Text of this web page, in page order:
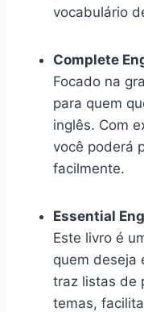
vocabulário
Complete
Focado na
para quem
inglês. Com
você poderá
facilmente.
Essential
Este livro é
quem deseja
traz listas de
temas,